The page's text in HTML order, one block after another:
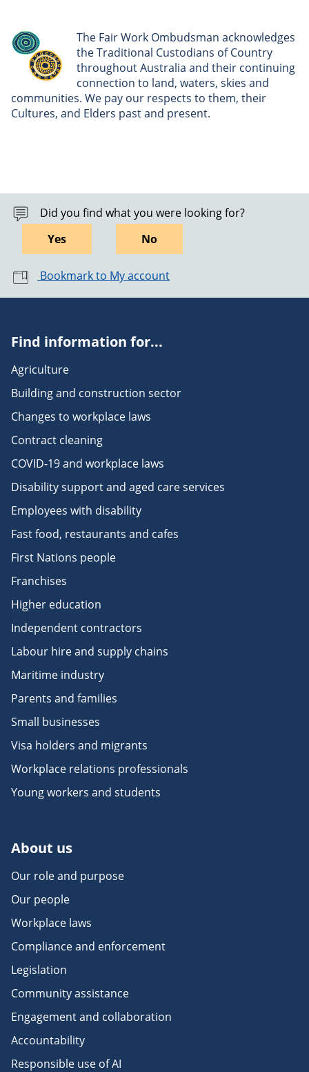
The Fair Work Ombudsman acknowledges
the Traditional Custodians of Country
throughout Australia and their continuing
connection to land, waters, skies and
communities. We pay our respects to them, their
Cultures, and Elders past and present.
Did you find what you were looking for?
Yes
No
Bookmark to My account
Find information for...
Agriculture
Building and construction sector
Changes to workplace laws
Contract cleaning
COVID-19 and workplace laws
Disability support and aged care services
Employees with disability
Fast food, restaurants and cafes
First Nations people
Franchises
Higher education
Independent contractors
Labour hire and supply chains
Maritime industry
Parents and families
Small businesses
Visa holders and migrants
Workplace relations professionals
Young workers and students
About us
Our role and purpose
Our people
Workplace laws
Compliance and enforcement
Legislation
Community assistance
Engagement and collaboration
Accountability
Responsible use of AI